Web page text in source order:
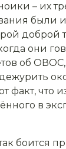
– их
были и
доброй
они
об
факт, что
в
боится